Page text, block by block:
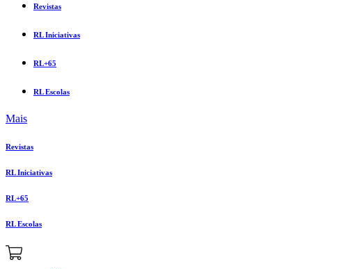
Revistas
RL Iniciativas
RL+65
RL Escolas
Mais
Revistas
RL Iniciativas
RL+65
RL Escolas